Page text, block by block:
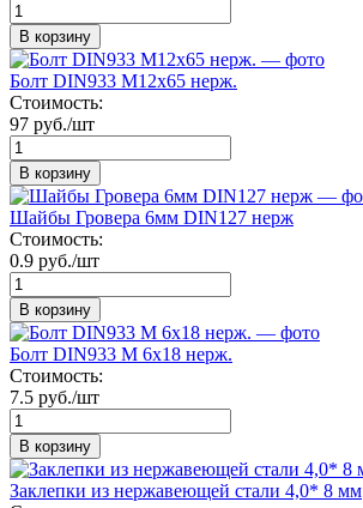
В корзину
Болт DIN933 М12х65 нерж.
Стоимость:
97 руб./шт
В корзину
Шайбы Гровера 6мм DIN127 нерж
Стоимость:
0.9 руб./шт
В корзину
Болт DIN933 М 6х18 нерж.
Стоимость:
7.5 руб./шт
В корзину
Заклепки из нержавеющей стали 4,0* 8 мм